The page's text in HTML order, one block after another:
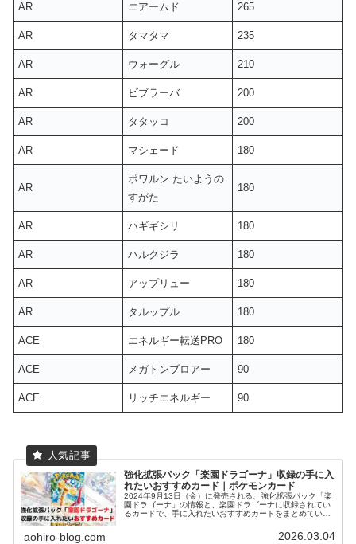
AR エアームド 265
AR タマタマ 235
AR ウォーグル 210
AR ビブラーバ 200
AR タタッコ 200
AR マシェード 180
AR
ポワルン たいようの
すがた
180
AR ハギギシリ 180
AR ハルクジラ 180
AR アップリュー 180
AR タルップル 180
ACE エネルギー転送PRO 180
ACE メガトンブロアー 90
ACE リッチエネルギー 90
強化拡張パック「楽園ドラゴーナ」収録の手に入
れたいおすすめカード｜ポケモンカード
2024年9月13日（金）に発売される、強化拡張パック「楽
園ドラゴーナ」の情報と、楽園ドラゴーナに収録されてい
るカードで、手に入れたいおすすめカードをまとめていま
aohiro-blog.com 2026.03.04